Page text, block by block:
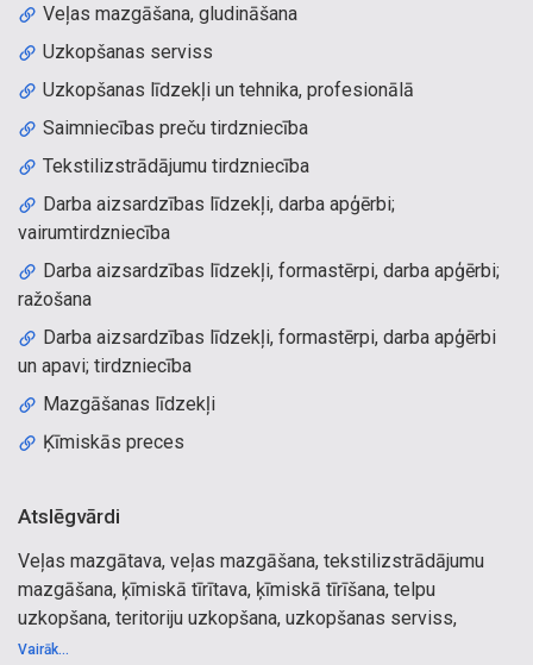
Veļas mazgāšana, gludināšana
Uzkopšanas serviss
Uzkopšanas līdzekļi un tehnika, profesionālā
Saimniecības preču tirdzniecība
Tekstilizstrādājumu tirdzniecība
Darba aizsardzības līdzekļi, darba apģērbi;
vairumtirdzniecība
Darba aizsardzības līdzekļi, formastērpi, darba apģērbi;
ražošana
Darba aizsardzības līdzekļi, formastērpi, darba apģērbi
un apavi; tirdzniecība
Mazgāšanas līdzekļi
Ķīmiskās preces
Atslēgvārdi
Veļas mazgātava, veļas mazgāšana, tekstilizstrādājumu
mazgāšana, ķīmiskā tīrītava, ķīmiskā tīrīšana, telpu
uzkopšana, teritoriju uzkopšana, uzkopšanas serviss,
ķīmiskā tīrītava Cēsīs, ķīmiskā tīrītava Rīgā, ķīmiskā tīrītava
Vairāk...